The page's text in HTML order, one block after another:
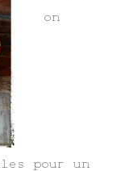
on
pour un